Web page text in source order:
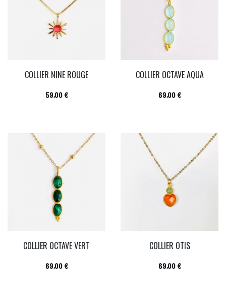
COLLIER NINE ROUGE
Prix
59,00 €
COLLIER OCTAVE AQUA
Prix
69,00 €
COLLIER OCTAVE VERT
Prix
69,00 €
COLLIER OTIS
Prix
69,00 €